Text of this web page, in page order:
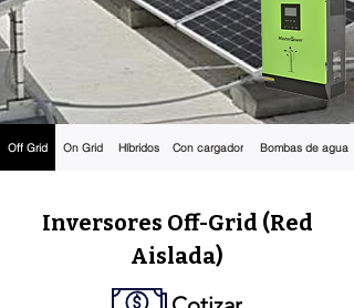
Off Grid On Grid Híbridos Con cargador Bombas de agua
Inversores Off-Grid (Red
Aislada)